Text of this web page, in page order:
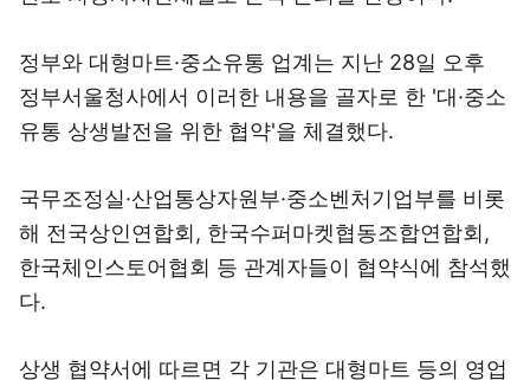
정부와 대형마트·중소유통 업계는 지난 28일 오후
정부서울청사에서 이러한 내용을 골자로 한 '대·중소
유통 상생발전을 위한 협약'을 체결했다.
국무조정실·산업통상자원부·중소벤처기업부를 비롯
해 전국상인연합회, 한국수퍼마켓협동조합연합회,
한국체인스토어협회 등 관계자들이 협약식에 참석했
다.
상생 협약서에 따르면 각 기관은 대형마트 등의 영업